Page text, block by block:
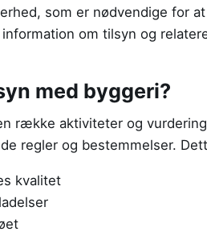
som er nødvendige for
om tilsyn og
med byggeri?
række aktiviteter og
regler og bestemmelser.
kvalitet